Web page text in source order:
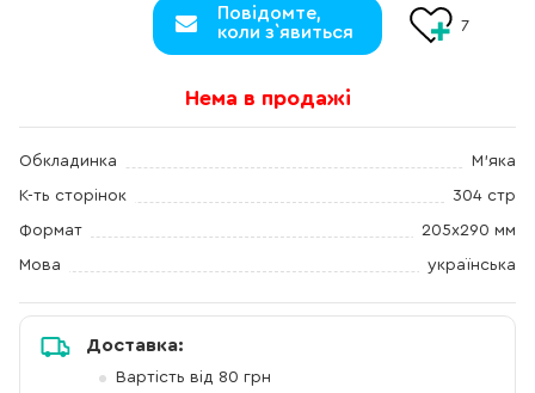
Повідомте,
коли з`явиться
7
Нема в продажі
Обкладинка М'яка
К-ть сторінок 304 стр
Формат 205х290 мм
Мова українська
Доставка:
Вартість від 80 грн